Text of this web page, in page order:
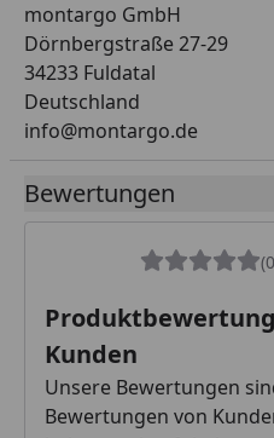
montargo GmbH
Dörnbergstraße 27-29
34233 Fuldatal
Deutschland
info@montargo.de
Bewertungen
Kunden
Unsere Bewertungen
Bewertungen von